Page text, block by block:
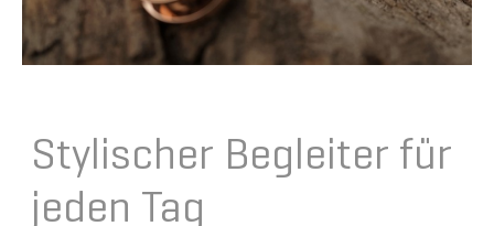
Stylischer Begleiter für
jeden Tag